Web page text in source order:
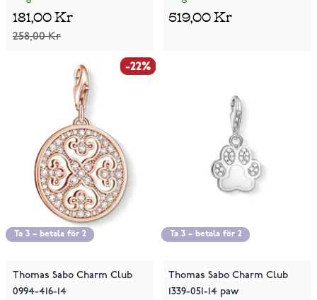
258,00 Kr
181,00 Kr 519,00 Kr
Ta 3 – betala för 2
-22%
Ta 3 – betala för 2
-22%
Thomas Sabo Charm Club
0994-416-14
Ta 3 – betala för 2
Ta 3 – betala för 2
Thomas Sabo Charm Club
1339-051-14 paw